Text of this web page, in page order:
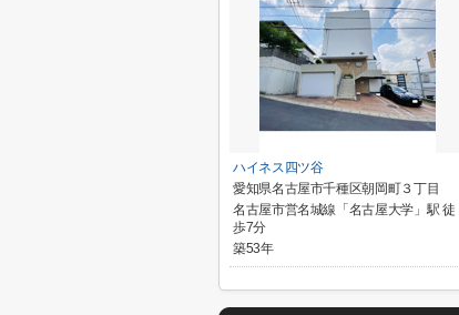
ハイネス四ツ谷
愛知県名古屋市千種区朝岡町３丁目
名古屋市営名城線「名古屋大学」駅 徒
歩7分
築53年